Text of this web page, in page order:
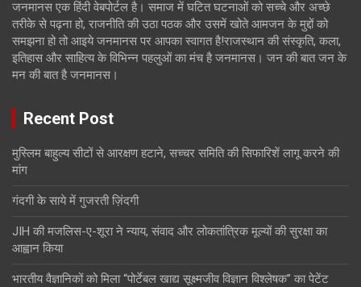
जनमानस एक हिंदी वेबपोर्टल है। समाज में घटित घटनाओं को सच्चे और अच्छे
तरीके से पढ़ना हो, राजनीति की उठा पठक और उसमें खोते आमजन के मुद्दों को
समझना हो तो आइये जनमानस पर आपका स्वागत है!राजस्थान की संस्कृति, कला,
इतिहास और साहित्य के विभिन्न पहलुओं का मंच है जनमानस। जन की बात जन के
मन की बात है जनमानस।
Recent Post
मुस्लिम बाहुल्य सीटों से आरक्षण हटाने, सच्चर समिति की सिफारिशें लागू करने की
मांग
गंदगी के साये में गुजरती ज़िंदगी
JIH की मजलिस-ए-शूरा ने न्याय, संवाद और लोकतांत्रिक मूल्यों की सुरक्षा का
आह्वान किया
भारतीय वैज्ञानिकों को मिला “पोर्टेबल खाद्य सूक्ष्मजीव विज्ञान विश्लेषक” का पेटेंट